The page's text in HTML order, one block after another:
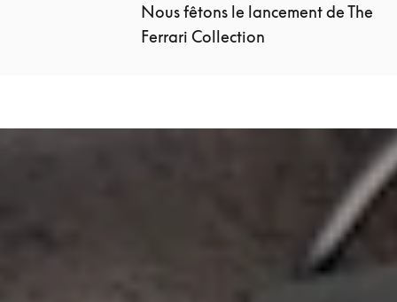
Nous fêtons le lancement de The
Ferrari Collection